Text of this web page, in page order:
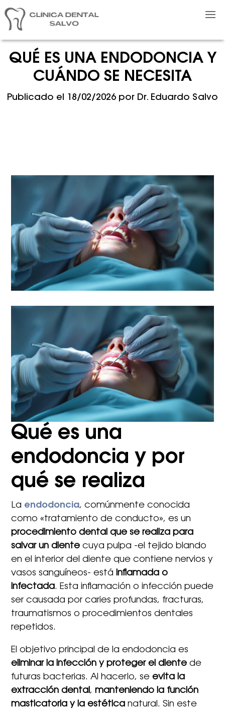
QUÉ ES UNA ENDODONCIA Y
CUÁNDO SE NECESITA
Publicado el 18/02/2026 por Dr. Eduardo Salvo
Qué es una
endodoncia y por
qué se realiza
La endodoncia, comúnmente conocida
como «tratamiento de conducto», es un
procedimiento dental que se realiza para
salvar un diente cuya pulpa -el tejido blando
en el interior del diente que contiene nervios y
vasos sanguíneos- está inflamada o
infectada. Esta inflamación o infección puede
ser causada por caries profundas, fracturas,
traumatismos o procedimientos dentales
repetidos.
El objetivo principal de la endodoncia es
eliminar la infección y proteger el diente de
futuras bacterias. Al hacerlo, seevita la
extracción dental, manteniendo la función
masticatoria y la estética natural. Sin este